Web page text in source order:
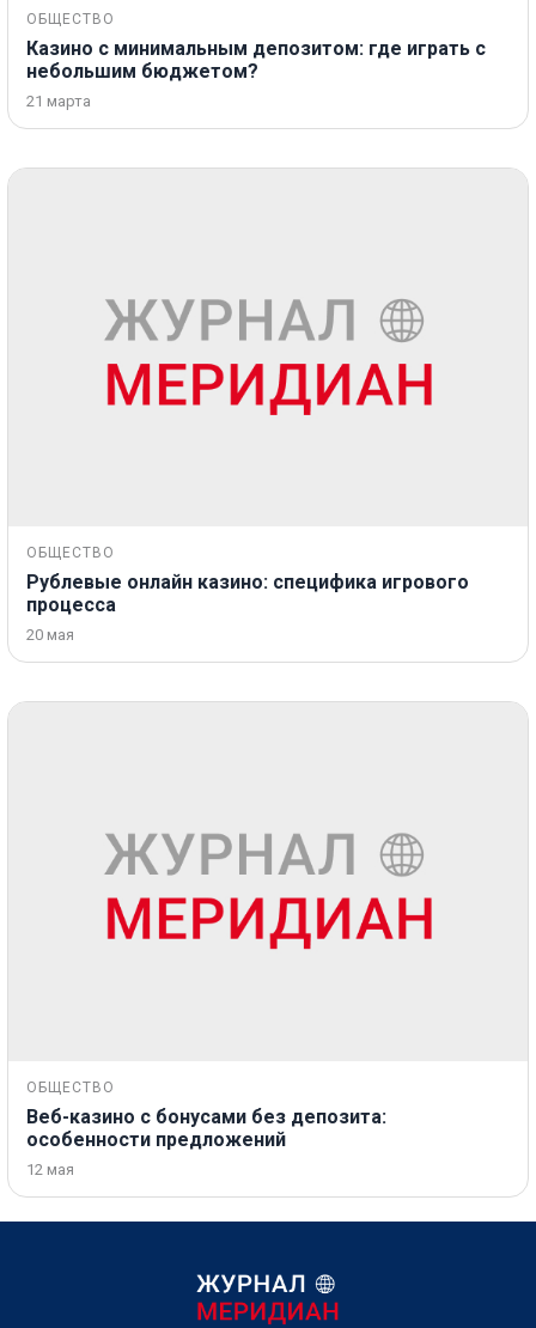
ОБЩЕСТВО
Казино с минимальным депозитом: где играть с
небольшим бюджетом?
21 марта
ОБЩЕСТВО
Рублевые онлайн казино: специфика игрового
процесса
20 мая
ОБЩЕСТВО
Веб-казино с бонусами без депозита:
особенности предложений
12 мая